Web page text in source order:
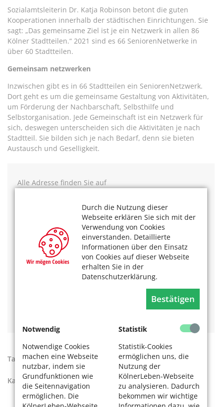
Durch die Nutzung dieser
Webseite erklären Sie sich mit der
Verwendung von Cookies
einverstanden. Detaillierte
Informationen über den Einsatz
von Cookies auf dieser Webseite
erhalten Sie in der
Datenschutzerklärung.
Bestätigen
Notwendig
Notwendige Cookies
machen eine Webseite
nutzbar, indem sie
Grundfunktionen wie
die Seitennavigation
ermöglichen. Die
Statistik
Statistik-Cookies
ermöglichen uns, die
Nutzung der
KölnerLeben-Webseite
zu analysieren. Dadurch
bekommen wir wichtige
Sozialamtsleiterin Dr. Katja Robinson betont die guten
Kooperationen innerhalb der städtischen Einrichtungen. Sie
sagt: „Das gemeinsame Ziel ist je ein Netzwerk in allen 86
Kölner Stadtteilen.“ 2021 sind es 66 SeniorenNetwerke in
über 60 Stadtteilen.
Gemeinsam netzwerken
Inzwischen gibt es in 66 Stadtteilen ein SeniorenNetzwerk.
Dort geht es um die gemeinsame Gestaltung von Aktivitäten,
um Förderung der Nachbarschaft, Selbsthilfe und
Selbstorganisation. Jede Gemeinschaft ist ein Netzwerk für
sich, deswegen unterscheiden sich die Aktivitäten je nach
Stadtteil. Sie bilden sich je nach Bedarf, denn sie bieten
Austausch und Geselligkeit.
Alle Adresse finden Sie auf
Informationen zum Projekt „Hier hat alt werden
Zukunft“ sowie ein Livestream der
Auszeichnungsveranstaltung sind unterhttps://hier-alt-
werden.nrwzu sehen.
Das könnte Sie auch interessieren:
Adressen der SeniorenNetzwerkenach Stadtteilen.
Ein Angebot des SeniorenNetzwerks Sürth:
Schauen Sie in den KölnerLeben Terminkalender. Hier
Tags: Ehrenamt , SeniorenNetzwerke
Kategorien: Aktiv werden